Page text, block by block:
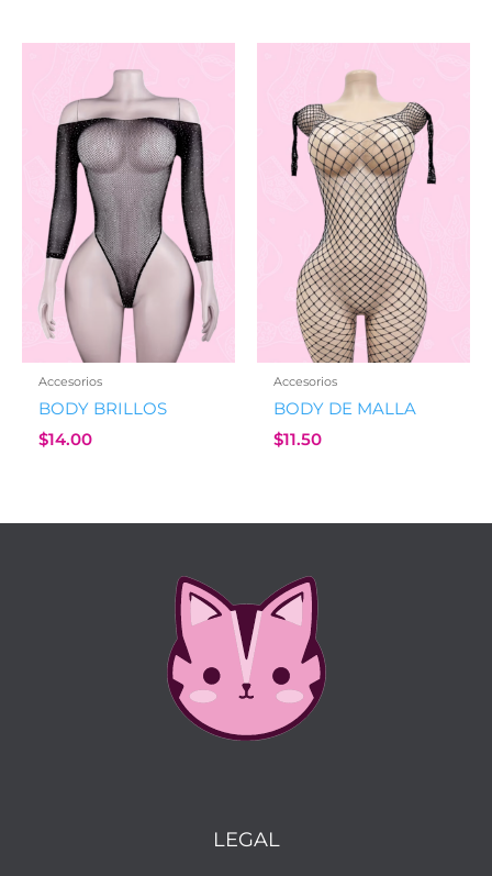
Accesorios
BODY BRILLOS
$14.00
Accesorios
BODY DE MALLA
$11.50
LEGAL